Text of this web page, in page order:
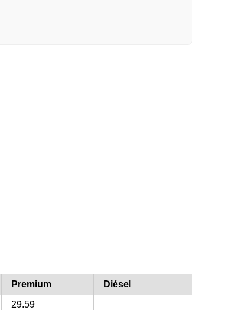
Premium
Diésel
29.59